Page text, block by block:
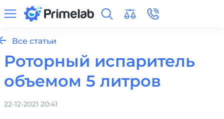
Все статьи
Роторный испаритель
объемом 5 литров
22-12-2021 20:41